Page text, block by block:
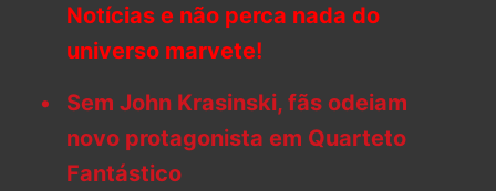
Notícias e não perca nada do
universo marvete!
Sem John Krasinski, fãs odeiam
novo protagonista em Quarteto
Fantástico